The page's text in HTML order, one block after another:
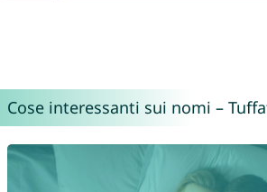
Cose interessanti sui nomi –